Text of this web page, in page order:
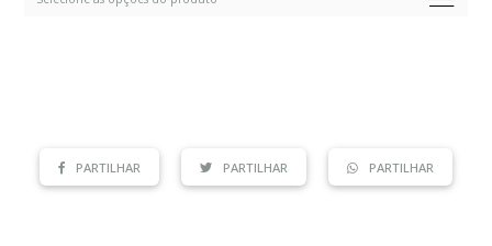
PARTILHAR PARTILHAR PARTILHAR